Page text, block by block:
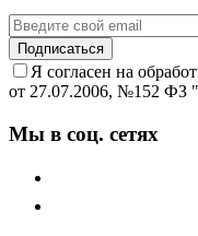
Подписаться
Я согласен на
от 27.07.2006, №152 ФЗ
Мы в соц. сетях